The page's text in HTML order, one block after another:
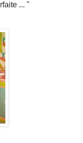
... "